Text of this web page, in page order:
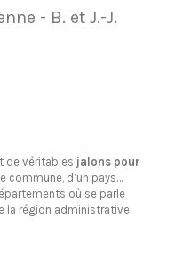
- B. et J.-J.
de véritables jalons pour
commune, d’un pays…
où se parle
la région administrative